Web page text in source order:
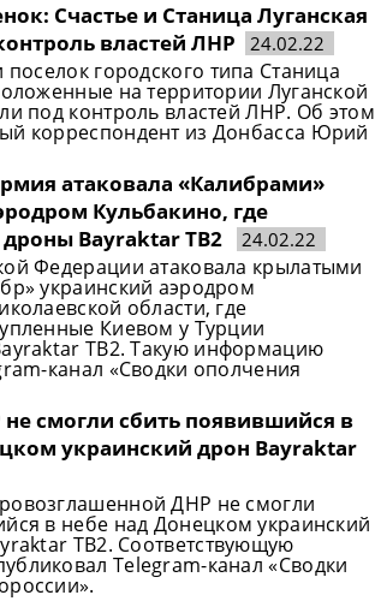
Счастье и Станица Луганская
властей ЛНР
24.02.22
поселок городского типа Станица
на территории Луганской
под контроль властей ЛНР. Об этом
корреспондент из Донбасса Юрий
атаковала «Калибрами»
Кульбакино, где
Bayraktar TB2
24.02.22
Федерации атаковала крылатыми
украинский аэродром
области, где
Киевом у Турции
TB2. Такую информацию
канал «Сводки ополчения
смогли сбить появившийся в
украинский дрон Bayraktar
ДНР не смогли
в небе над Донецком украинский
TB2. Соответствующую
Telegram-канал «Сводки